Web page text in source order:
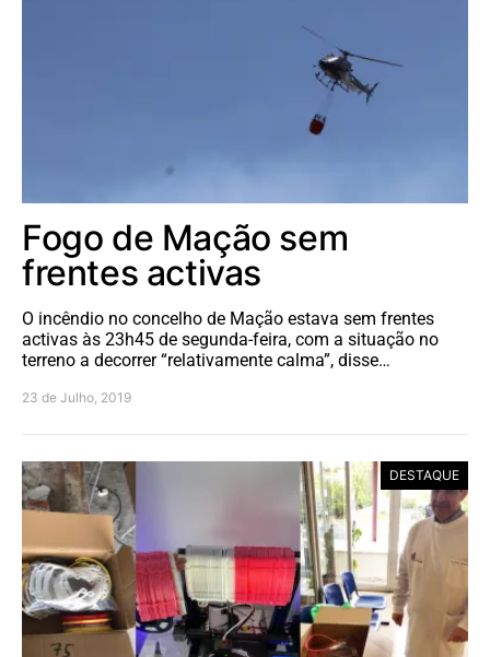
Fogo de Mação sem
frentes activas
O incêndio no concelho de Mação estava sem frentes
activas às 23h45 de segunda-feira, com a situação no
terreno a decorrer “relativamente calma”, disse…
23 de Julho, 2019
DESTAQUE